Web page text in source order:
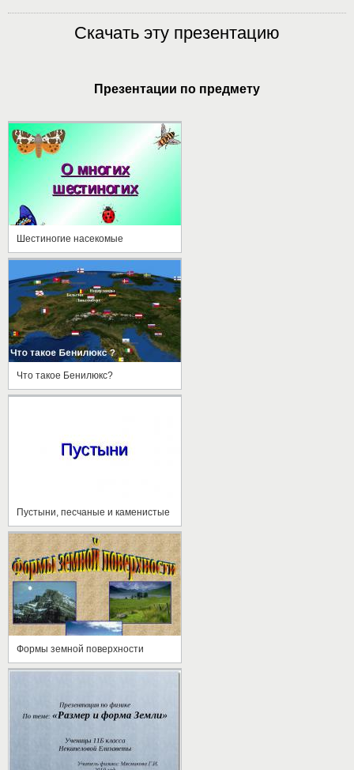
Скачать эту презентацию
Презентации по предмету
Шестиногие насекомые
Что такое Бенилюкс?
Пустыни, песчаные и каменистые
Формы земной поверхности